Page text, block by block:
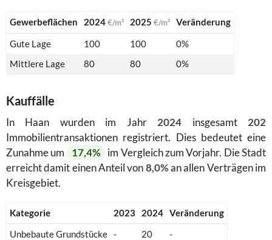
Gewerbeflächen 2024€/m² 2025 €/m²
Veränderung
Gute Lage
100 100
0%
Mittlere Lage
80 80 0%
Kauffälle
In Haan wurden im Jahr 2024 insgesamt 202
Immobilientransaktionen registriert. Dies bedeutet eine
Zunahme um
17,4%
im Vergleich zum Vorjahr. Die Stadt
erreicht damit einen Anteil von8,0%an allen Verträgen im
Kreisgebiet.
Kategorie 2023 2024 Veränderung
Unbebaute Grundstücke - 20
-